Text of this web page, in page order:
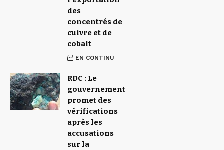
des
concentrés de
cuivre et de
cobalt
EN CONTINU
RDC : Le
gouvernement
promet des
vérifications
après les
accusations
sur la